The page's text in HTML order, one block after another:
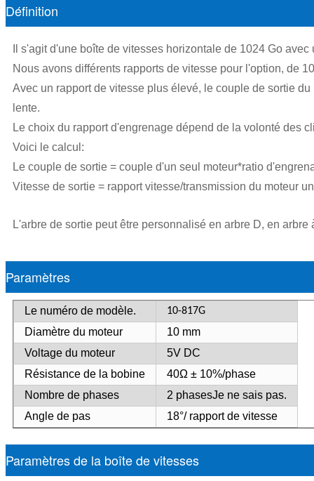
Définition
Il s'agit d'une boîte de vitesses horizontale de 1024 Go
Nous avons différents rapports de vitesse pour l'option, de
Avec un rapport de vitesse plus élevé, le couple de sortie
lente.
Le choix du rapport d'engrenage dépend de la volonté des
Voici le calcul:
Le couple de sortie = couple d'un seul moteur*ratio
Vitesse de sortie = rapport vitesse/transmission du moteur
L'arbre de sortie peut être personnalisé en arbre D, en
Paramètres
Le numéro de modèle. 10-817G
Diamètre du moteur
10 mm
Voltage du moteur
5V DC
Résistance de la bobine
40Ω ± 10%/phase
Nombre de phases
2 phasesJe ne sais pas.
Angle de pas
18°/ rapport de vitesse
Paramètres de la boîte de vitesses